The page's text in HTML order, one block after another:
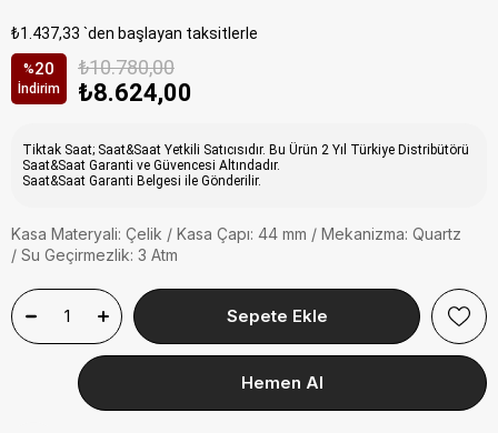
₺1.437,33 `den başlayan taksitlerle
%20
İndirim
₺10.780,00
₺8.624,00
Tiktak Saat; Saat&Saat Yetkili Satıcısıdır. Bu Ürün 2 Yıl Türkiye Distribütörü
Saat&Saat Garanti ve Güvencesi Altındadır.
Saat&Saat Garanti Belgesi ile Gönderilir.
Kasa Materyali: Çelik / Kasa Çapı: 44 mm / Mekanizma: Quartz
/ Su Geçirmezlik: 3 Atm